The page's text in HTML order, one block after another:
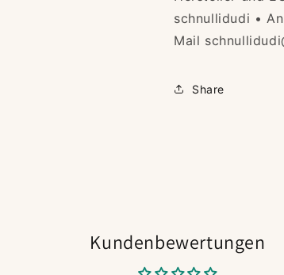
schnullidudi •
Mail
Share
Kundenbewertungen